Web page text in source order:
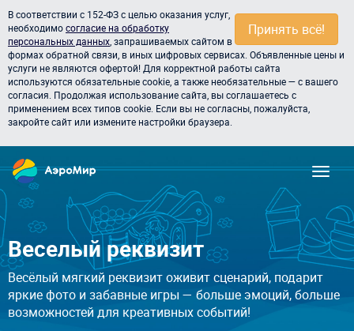
Принять всё!
В соответствии с 152-ФЗ с целью оказания услуг,
необходимосогласие на обработку
персональных данных , запрашиваемых сайтом в
формах обратной связи, в иных цифровых сервисах. Объявленные цены и
услуги не являются офертой! Для корректной работы сайта
используются обязательные cookie, а также необязательные — с вашего
согласия. Продолжая использование сайта, вы соглашаетесь с
применением всех типов cookie. Если вы не согласны, пожалуйста,
закройте сайт или измените настройки браузера.
Веселый реквизит
Весёлый мягкий реквизит оживит сценарий, подарит
яркие фото и забавные игры — больше эмоций, больше
возможностей для креативных событий!